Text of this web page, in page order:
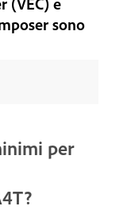
sono
per